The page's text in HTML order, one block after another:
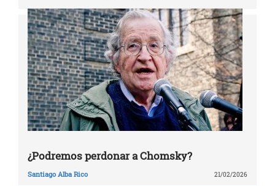
¿Podremos perdonar a Chomsky?
Santiago Alba Rico 21/02/2026